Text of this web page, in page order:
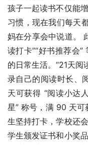
孩子一起读书不仅能
习惯，现在我们每天
妈在分享会中说道。
读打卡”“好书推荐会
的日常生活。“21天阅
录自己的阅读时长、
天可获得 “阅读小达
星” 称号，满 90 天可
生坚持打卡，学校还
学生颁发证书和小奖